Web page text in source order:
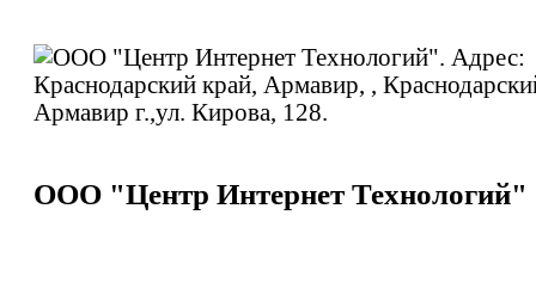
ООО "Центр Интернет Технологий"